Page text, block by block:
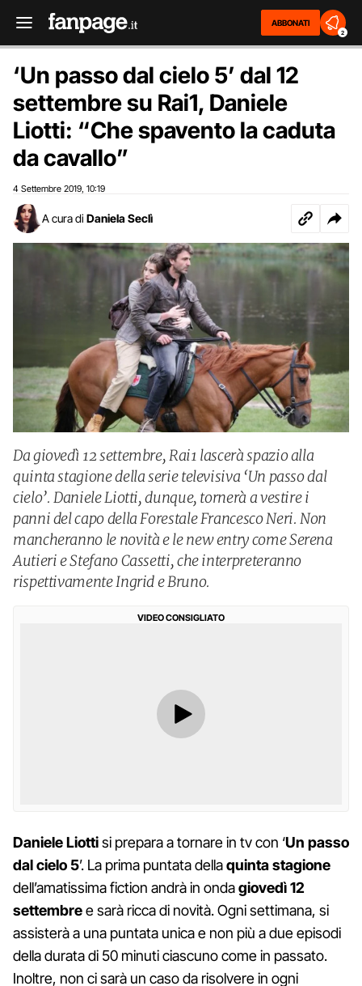
ABBONATI
2
‘Un passo dal cielo 5’ dal 12
settembre su Rai1, Daniele
Liotti: “Che spavento la caduta
da cavallo”
4 Settembre 2019 10:19
A cura di Daniela Seclì
Da giovedì 12 settembre, Rai1 lascerà spazio alla
quinta stagione della serie televisiva ‘Un passo dal
cielo’. Daniele Liotti, dunque, tornerà a vestire i
panni del capo della Forestale Francesco Neri. Non
mancheranno le novità e le new entry come Serena
Autieri e Stefano Cassetti, che interpreteranno
rispettivamente Ingrid e Bruno.
VIDEO CONSIGLIATO
Daniele Liottisi prepara a tornare in tv con ‘Un passo
dal cielo 5’. La prima puntata dellaquinta stagione
dell’amatissima fiction andrà in ondagiovedì 12
settembree sarà ricca di novità. Ogni settimana, si
assisterà a una puntata unica e non più a due episodi
della durata di 50 minuti ciascuno come in passato.
Inoltre, non ci sarà un caso da risolvere in ogni